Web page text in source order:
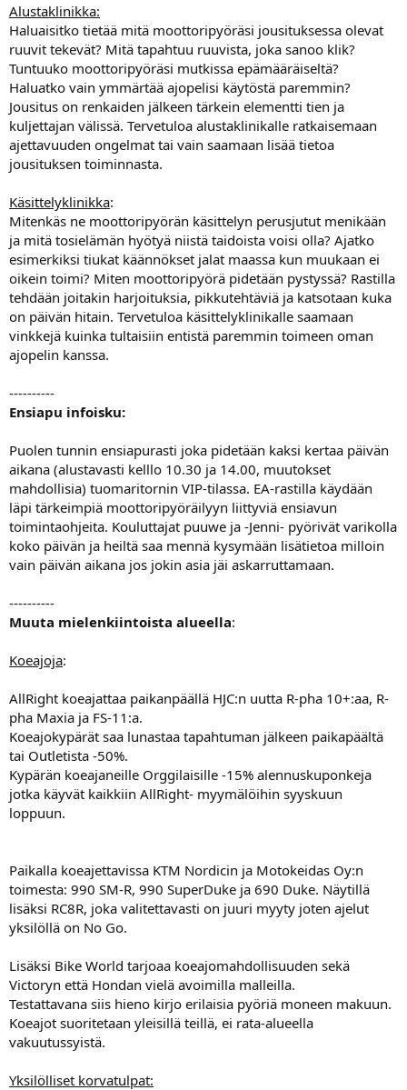
Alustaklinikka:
Haluaisitko tietää mitä moottoripyöräsi jousituksessa olevat
ruuvit tekevät? Mitä tapahtuu ruuvista, joka sanoo klik?
Tuntuuko moottoripyöräsi mutkissa epämääräiseltä?
Haluatko vain ymmärtää ajopelisi käytöstä paremmin?
Jousitus on renkaiden jälkeen tärkein elementti tien ja
kuljettajan välissä. Tervetuloa alustaklinikalle ratkaisemaan
ajettavuuden ongelmat tai vain saamaan lisää tietoa
jousituksen toiminnasta.
Käsittelyklinikka:
Mitenkäs ne moottoripyörän käsittelyn perusjutut menikään
ja mitä tosielämän hyötyä niistä taidoista voisi olla? Ajatko
esimerkiksi tiukat käännökset jalat maassa kun muukaan ei
oikein toimi? Miten moottoripyörä pidetään pystyssä? Rastilla
tehdään joitakin harjoituksia, pikkutehtäviä ja katsotaan kuka
on päivän hitain. Tervetuloa käsittelyklinikalle saamaan
vinkkejä kuinka tultaisiin entistä paremmin toimeen oman
ajopelin kanssa.
----------
Ensiapu infoisku:
Puolen tunnin ensiapurasti joka pidetään kaksi kertaa päivän
aikana (alustavasti kelllo 10.30 ja 14.00, muutokset
mahdollisia) tuomaritornin VIP-tilassa. EA-rastilla käydään
läpi tärkeimpiä moottoripyöräilyyn liittyviä ensiavun
toimintaohjeita. Kouluttajat puuwe ja -Jenni- pyörivät varikolla
koko päivän ja heiltä saa mennä kysymään lisätietoa milloin
vain päivän aikana jos jokin asia jäi askarruttamaan.
----------
Muuta mielenkiintoista alueella:
Koeajoja:
AllRight koeajattaa paikanpäällä HJC:n uutta R-pha 10+:aa, R-
pha Maxia ja FS-11:a.
Koeajokypärät saa lunastaa tapahtuman jälkeen paikapäältä
tai Outletista -50%.
Kypärän koeajaneille Orggilaisille -15% alennuskuponkeja
jotka käyvät kaikkiin AllRight- myymälöihin syyskuun
loppuun.
Paikalla koeajettavissa KTM Nordicin ja Motokeidas Oy:n
toimesta: 990 SM-R, 990 SuperDuke ja 690 Duke. Näytillä
lisäksi RC8R, joka valitettavasti on juuri myyty joten ajelut
yksilöllä on No Go.
Lisäksi Bike World tarjoaa koeajomahdollisuuden sekä
Victoryn että Hondan vielä avoimilla malleilla.
Testattavana siis hieno kirjo erilaisia pyöriä moneen makuun.
Koeajot suoritetaan yleisillä teillä, ei rata-alueella
vakuutussyistä.
Yksilölliset korvatulpat: